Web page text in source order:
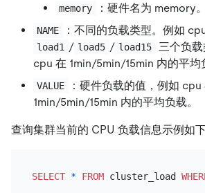
memory ：硬件名为 memory。
NAME ：不同的负载类型。例如
load1 / load5 / load15
三个负
cpu 在 1min/5min/15min 内的平均
VALUE
：硬件负载的值，例如 cpu
1min/5min/15min 内的平均负载。
查询集群当前的 CPU 负载信息示例如下
SELECT * FROM cluster_load